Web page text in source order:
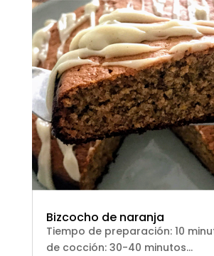
Bizcocho de naranja
Tiempo de preparación: 10
de cocción: 30-40 minutos...